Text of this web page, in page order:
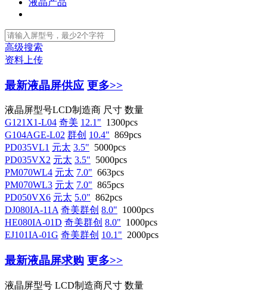
高级搜索
资料上传
最新液晶屏供应 更多>>
液晶屏型号LCD制造商 尺寸 数量
G121X1-L04 奇美 12.1" 1300pcs
G104AGE-L02 群创 10.4" 869pcs
PD035VL1 元太 3.5" 5000pcs
PD035VX2 元太 3.5" 5000pcs
PM070WL4 元太 7.0" 663pcs
PM070WL3 元太 7.0" 865pcs
PD050VX6 元太 5.0" 862pcs
DJ080IA-11A 奇美群创 8.0" 1000pcs
HE080IA-01D 奇美群创 8.0" 1000pcs
EJ101IA-01G 奇美群创 10.1" 2000pcs
最新液晶屏求购 更多>>
液晶屏型号 LCD制造商尺寸 数量